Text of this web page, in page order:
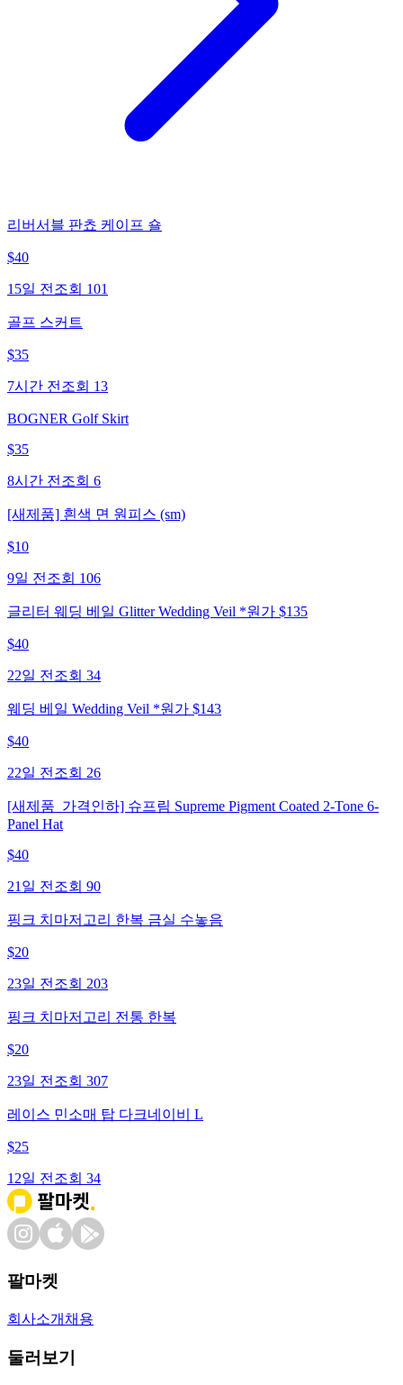
리버서블 판쵸 케이프 숄
$40
15일 전 조회 101
골프 스커트
$35
7시간 전 조회 13
BOGNER Golf Skirt
$35
8시간 전 조회 6
[새제품] 흰색 면 원피스 (sm)
$10
9일 전 조회 106
글리터 웨딩 베일 Glitter Wedding Veil *원가 $135
$40
22일 전 조회 34
웨딩 베일 Wedding Veil *원가 $143
$40
22일 전 조회 26
[새제품_가격인하] 슈프림 Supreme Pigment Coated 2-Tone 6-
Panel Hat
$40
21일 전 조회 90
핑크 치마저고리 한복 금실 수놓음
$20
23일 전 조회 203
핑크 치마저고리 전통 한복
$20
23일 전 조회 307
레이스 민소매 탑 다크네이비 L
$25
12일 전 조회 34
팔마켓
회사소개 채용
둘러보기